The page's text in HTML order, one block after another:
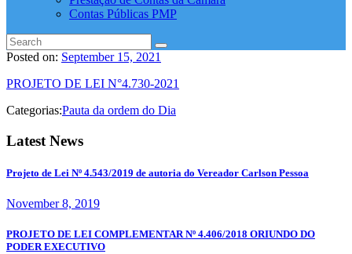
Contas Públicas PMP
Posted on: September 15, 2021
PROJETO DE LEI N°4.730-2021
Categorias:Pauta da ordem do Dia
Latest News
Projeto de Lei Nº 4.543/2019 de autoria do Vereador Carlson Pessoa
November 8, 2019
PROJETO DE LEI COMPLEMENTAR Nº 4.406/2018 ORIUNDO DO
PODER EXECUTIVO